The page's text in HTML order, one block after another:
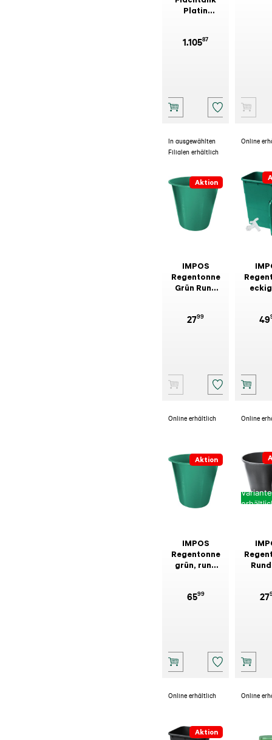
Platin
1.10587
In ausgewählten
Filialen erhältlich
Aktion
IMPOS
Regentonne
Grün Rund
2799
Online
49
Online erhältlich
Aktion
IMPOS
Regentonne
grün, rund
6599
Online
27
Online erhältlich
Aktion
Online